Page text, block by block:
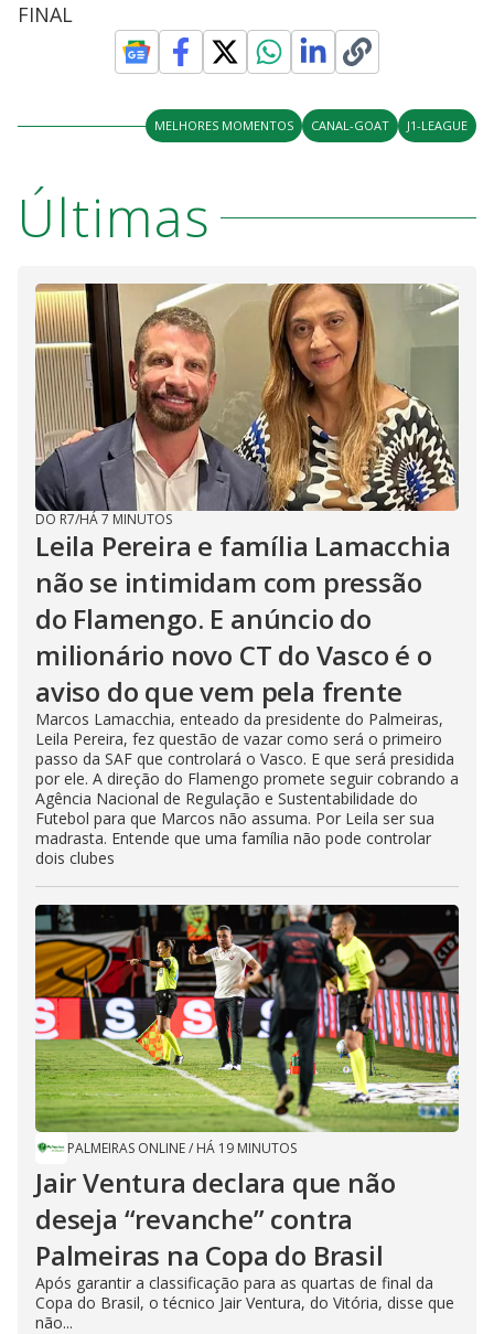
FINAL
MELHORES MOMENTOS CANAL-GOAT J1-LEAGUE
Últimas
DO R7/HÁ 7 MINUTOS
Leila Pereira e família Lamacchia
não se intimidam com pressão
do Flamengo. E anúncio do
milionário novo CT do Vasco é o
aviso do que vem pela frente
Marcos Lamacchia, enteado da presidente do Palmeiras,
Leila Pereira, fez questão de vazar como será o primeiro
passo da SAF que controlará o Vasco. E que será presidida
por ele. A direção do Flamengo promete seguir cobrando a
Agência Nacional de Regulação e Sustentabilidade do
Futebol para que Marcos não assuma. Por Leila ser sua
madrasta. Entende que uma família não pode controlar
dois clubes
PALMEIRAS ONLINE/ HÁ 19 MINUTOS
Jair Ventura declara que não
deseja “revanche” contra
Palmeiras na Copa do Brasil
Após garantir a classificação para as quartas de final da
Copa do Brasil, o técnico Jair Ventura, do Vitória, disse que
não...